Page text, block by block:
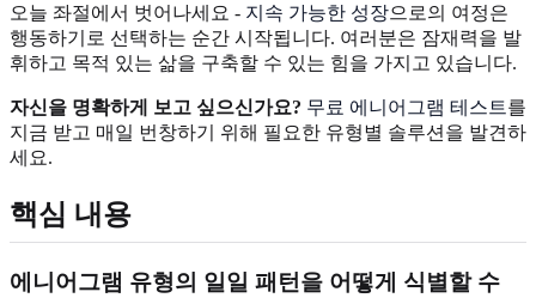
오늘 좌절에서 벗어나세요 - 지속 가능한 성장으로의 여정은
행동하기로 선택하는 순간 시작됩니다. 여러분은 잠재력을 발
휘하고 목적 있는 삶을 구축할 수 있는 힘을 가지고 있습니다.
자신을 명확하게 보고 싶으신가요? 무료 에니어그램 테스트를
지금 받고 매일 번창하기 위해 필요한 유형별 솔루션을 발견하
세요.
핵심 내용
에니어그램 유형의 일일 패턴을 어떻게 식별할 수